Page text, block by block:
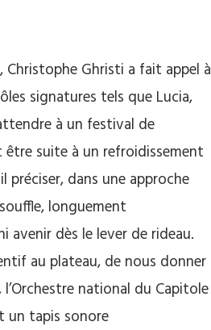
Ghristi a fait appel à
signatures tels que Lucia,
à un festival de
suite à un refroidissement
dans une approche
longuement
dès le lever de rideau.
au plateau, de nous donner
national du Capitole
un tapis sonore